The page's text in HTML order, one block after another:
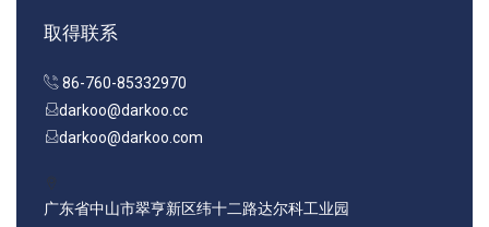
取得联系
86-760-85332970
darkoo@darkoo.cc
darkoo@darkoo.com
广东省中山市翠亨新区纬十二路达尔科工业园